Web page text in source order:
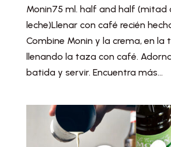
Monin75 ml. half and half (mitad
leche)Llenar con café recién
Combine Monin y la crema, en la
llenando la taza con café.
batida y servir. Encuentra más...